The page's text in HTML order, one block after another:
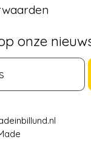
onze